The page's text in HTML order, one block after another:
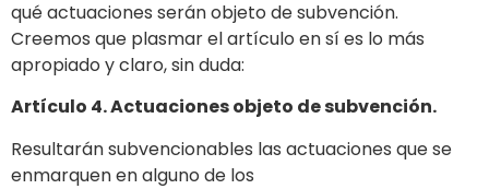
qué actuaciones serán objeto de subvención.
Creemos que plasmar el artículo en sí es lo más
apropiado y claro, sin duda:
Artículo 4. Actuaciones objeto de subvención.
Resultarán subvencionables las actuaciones que se
enmarquen en alguno de los